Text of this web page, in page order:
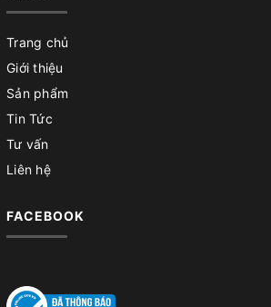
Trang chủ
Giới thiệu
Sản phẩm
Tin Tức
Tư vấn
Liên hệ
FACEBOOK